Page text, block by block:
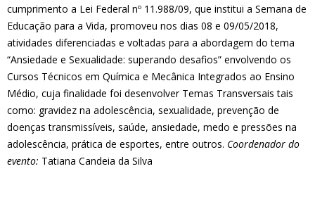
cumprimento a Lei Federal nº 11.988/09, que institui a Semana de
Educação para a Vida, promoveu nos dias 08 e 09/05/2018,
atividades diferenciadas e voltadas para a abordagem do tema
“Ansiedade e Sexualidade: superando desafios” envolvendo os
Cursos Técnicos em Química e Mecânica Integrados ao Ensino
Médio, cuja finalidade foi desenvolver Temas Transversais tais
como: gravidez na adolescência, sexualidade, prevenção de
doenças transmissíveis, saúde, ansiedade, medo e pressões na
adolescência, prática de esportes, entre outros. Coordenador do
evento: Tatiana Candeia da Silva